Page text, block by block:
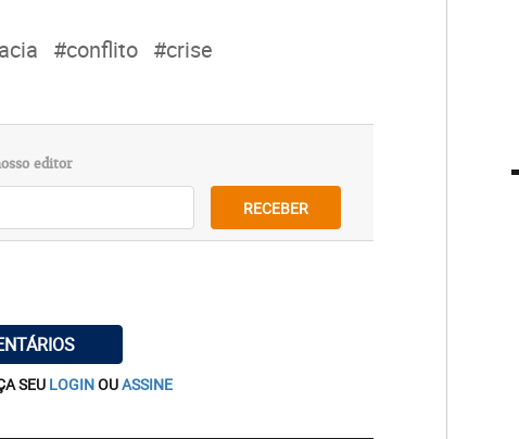
#conflito #crise
editor
RECEBER
SEU LOGINOUASSINE